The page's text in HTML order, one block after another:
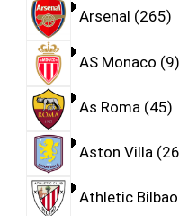
Arsenal 265
AS Monaco 9
As Roma 45
Aston Villa 26
Athletic Bilbao